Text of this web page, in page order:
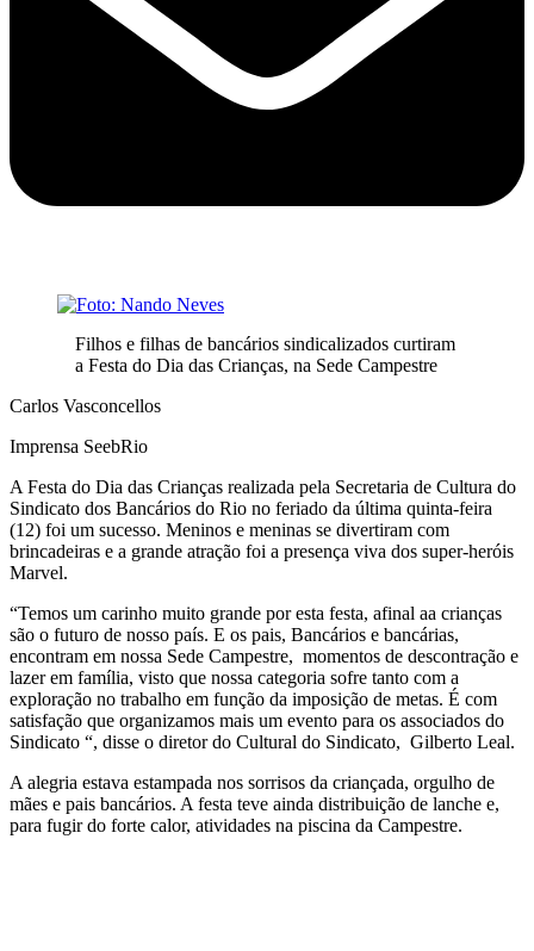
Filhos e filhas de bancários sindicalizados curtiram
a Festa do Dia das Crianças, na Sede Campestre
Carlos Vasconcellos
Imprensa SeebRio
A Festa do Dia das Crianças realizada pela Secretaria de Cultura do
Sindicato dos Bancários do Rio no feriado da última quinta-feira
(12) foi um sucesso. Meninos e meninas se divertiram com
brincadeiras e a grande atração foi a presença viva dos super-heróis
Marvel.
“Temos um carinho muito grande por esta festa, afinal aa crianças
são o futuro de nosso país. E os pais, Bancários e bancárias,
encontram em nossa Sede Campestre, momentos de descontração e
lazer em família, visto que nossa categoria sofre tanto com a
exploração no trabalho em função da imposição de metas. É com
satisfação que organizamos mais um evento para os associados do
Sindicato “, disse o diretor do Cultural do Sindicato, Gilberto Leal.
A alegria estava estampada nos sorrisos da criançada, orgulho de
mães e pais bancários. A festa teve ainda distribuição de lanche e,
para fugir do forte calor, atividades na piscina da Campestre.